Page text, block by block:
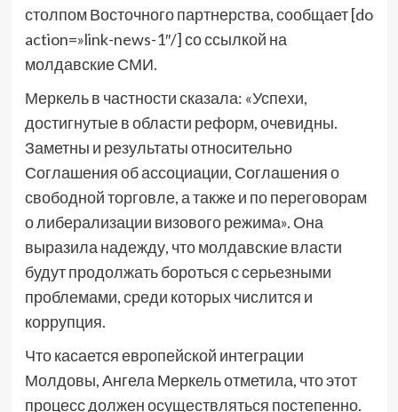
столпом Восточного партнерства, сообщает [do
action=»link-news-1″/] со ссылкой на
молдавские СМИ.
Меркель в частности сказала: «Успехи,
достигнутые в области реформ, очевидны.
Заметны и результаты относительно
Соглашения об ассоциации, Соглашения о
свободной торговле, а также и по переговорам
о либерализации визового режима». Она
выразила надежду, что молдавские власти
будут продолжать бороться с серьезными
проблемами, среди которых числится и
коррупция.
Что касается европейской интеграции
Молдовы, Ангела Меркель отметила, что этот
процесс должен осуществляться постепенно.